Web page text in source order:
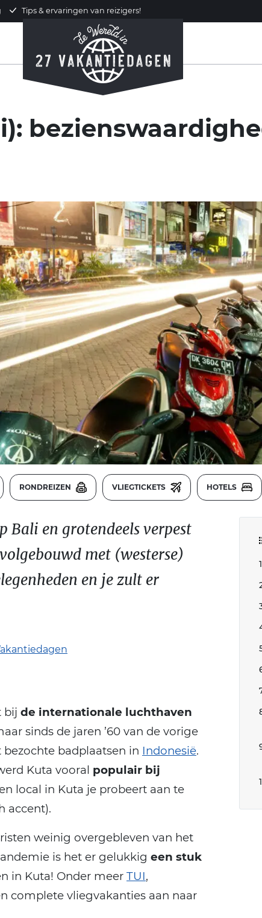
Tips & ervaringen van reizigers!
RONDREIZEN VLIEGTICKETS HOTELS
Bali en grotendeels verpest
met (westerse)
en je zult er
bij de internationale luchthaven
sinds de jaren ’60 van de vorige
badplaatsen in Indonesië.
Kuta vooral populair bij
local in Kuta je probeert aan te
accent).
weinig overgebleven van het
is het er gelukkig een stuk
in Kuta! Onder meer TUI,
complete vliegvakanties aan naar